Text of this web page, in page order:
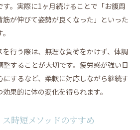
す。実際に1ヶ月続けることで「お腹周
筋が伸びて姿勢が良くなった」といった
を行う際は、無理な負荷をかけず、体調
整することが大切です。疲労感が強い日
にするなど、柔軟に対応しながら継続す
果的に体の変化を得られます。
時短メソッドのすすめ